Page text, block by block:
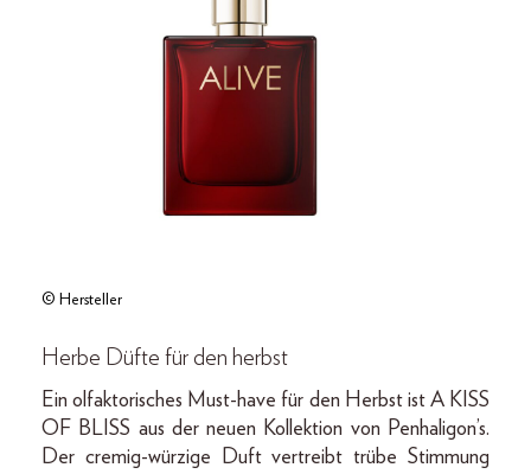
© Hersteller
Herbe Düfte für den herbst
Ein olfaktorisches Must-have für den Herbst ist A KISS
OF BLISS aus der neuen Kollektion von Penhaligon’s.
Der cremig-würzige Duft vertreibt trübe Stimmung